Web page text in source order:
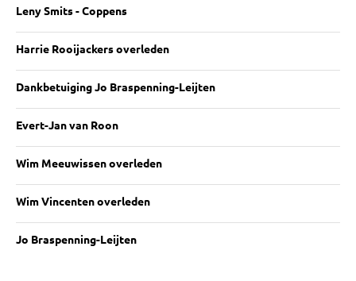
Leny Smits - Coppens
Harrie Rooijackers overleden
Dankbetuiging Jo Braspenning-Leijten
Evert-Jan van Roon
Wim Meeuwissen overleden
Wim Vincenten overleden
Jo Braspenning-Leijten